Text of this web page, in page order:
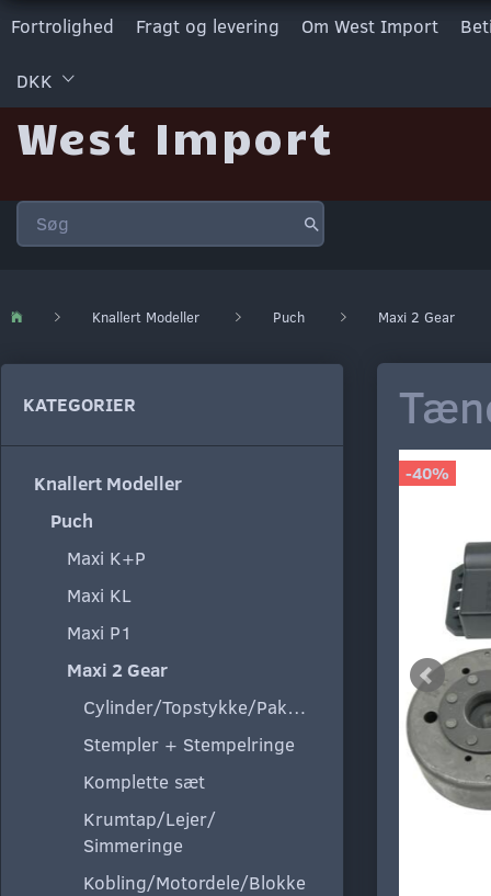
Fortrolighed Fragt og levering Om West Import
DKK
West Import
Knallert Modeller Puch Maxi 2 Gear
KATEGORIER
Knallert Modeller
Puch
Maxi K+P
Maxi KL
Maxi P1
Maxi 2 Gear
Cylinder/Topstykke/Pakning
Stempler + Stempelringe
Komplette sæt
Krumtap/Lejer/
Simmeringe
Kobling/Motordele/Blokke
-40%